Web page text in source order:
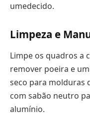
umedecido.
Limpeza e
Limpe os quadros a
remover poeira e
seco para molduras
com sabão neutro
alumínio.